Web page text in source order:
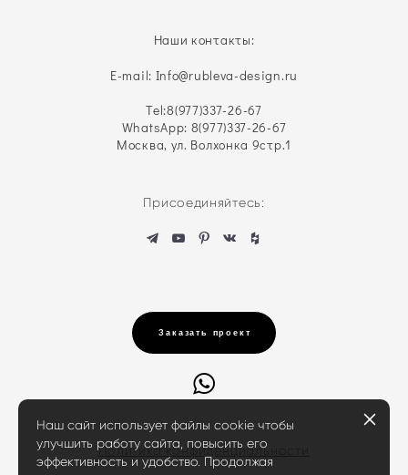
Наши контакты:
E-mail: Info@rubleva-design.ru
Tel:8(977)337-26-67
WhatsApp: 8(977)337-26-67
Москва, ул. Волхонка 9стр.1
Присоединяйтесь:
Заказать проект
Политика конфиденциальности
Наш сайт использует файлы cookie чтобы
улучшить работу сайта, повысить его
эффективность и удобство. Продолжая